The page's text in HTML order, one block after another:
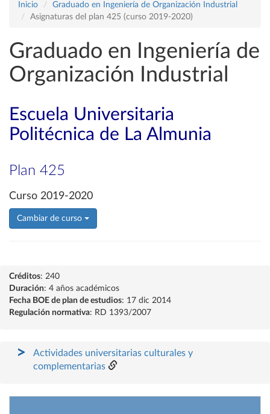
Inicio
Graduado en Ingeniería de Organización Industrial
Asignaturas del plan 425 (curso 2019-2020)
Graduado en Ingeniería de
Organización Industrial
Escuela Universitaria
Politécnica de La Almunia
Plan 425
Curso 2019-2020
Cambiar de curso
Créditos: 240
Duración: 4 años académicos
Fecha BOE de plan de estudios: 17 dic 2014
Regulación normativa: RD 1393/2007
Actividades universitarias culturales y
complementarias